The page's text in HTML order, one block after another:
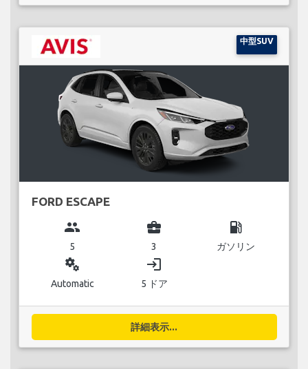
中型SUV
FORD ESCAPE
group
5
business_center
3
local_gas_station
ガソリン
miscellaneous_services
Automatic
login
5 ドア
詳細表示...